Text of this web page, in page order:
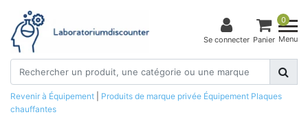
Se connecter
0
Panier Menu
Revenir à Équipement Produits de marque privée Équipement Plaques
chauffantes